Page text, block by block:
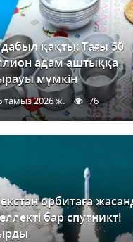
қақты: Тағы 50
адам аштыққа
мүмкін
тамыз 2026 ж. 76
орбитаға
бар спутникті